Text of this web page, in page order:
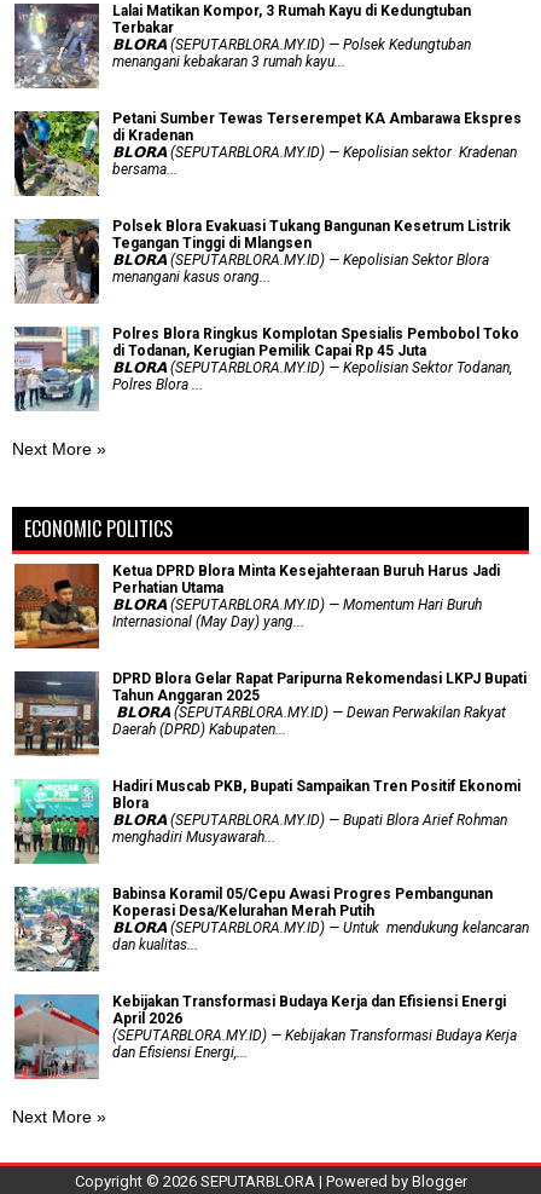
Lalai Matikan Kompor, 3 Rumah Kayu di Kedungtuban
Terbakar
𝗕𝗟𝗢𝗥𝗔 (SEPUTARBLORA.MY.ID) — Polsek Kedungtuban
menangani kebakaran 3 rumah kayu...
Petani Sumber Tewas Terserempet KA Ambarawa Ekspres
di Kradenan
𝗕𝗟𝗢𝗥𝗔 (SEPUTARBLORA.MY.ID) — Kepolisian sektor Kradenan
bersama...
Polsek Blora Evakuasi Tukang Bangunan Kesetrum Listrik
Tegangan Tinggi di Mlangsen
𝗕𝗟𝗢𝗥𝗔 (SEPUTARBLORA.MY.ID) — Kepolisian Sektor Blora
menangani kasus orang...
Polres Blora Ringkus Komplotan Spesialis Pembobol Toko
di Todanan, Kerugian Pemilik Capai Rp 45 Juta
𝗕𝗟𝗢𝗥𝗔 (SEPUTARBLORA.MY.ID) — Kepolisian Sektor Todanan,
Polres Blora ...
Next More »
ECONOMIC POLITICS
Ketua DPRD Blora Minta Kesejahteraan Buruh Harus Jadi
Perhatian Utama
​𝗕𝗟𝗢𝗥𝗔 (SEPUTARBLORA.MY.ID) — Momentum Hari Buruh
Internasional (May Day) yang...
DPRD Blora Gelar Rapat Paripurna Rekomendasi LKPJ Bupati
Tahun Anggaran 2025
‎ 𝗕𝗟𝗢𝗥𝗔 (SEPUTARBLORA.MY.ID) — Dewan Perwakilan Rakyat
Daerah (DPRD) Kabupaten...
Hadiri Muscab PKB, Bupati Sampaikan Tren Positif Ekonomi
Blora
𝗕𝗟𝗢𝗥𝗔 (SEPUTARBLORA.MY.ID) — Bupati Blora Arief Rohman
menghadiri Musyawarah...
Babinsa Koramil 05/Cepu Awasi Progres Pembangunan
Koperasi Desa/Kelurahan Merah Putih
𝗕𝗟𝗢𝗥𝗔 (SEPUTARBLORA.MY.ID) — Untuk mendukung kelancaran
dan kualitas...
Kebijakan Transformasi Budaya Kerja dan Efisiensi Energi
April 2026
(SEPUTARBLORA.MY.ID) — Kebijakan Transformasi Budaya Kerja
dan Efisiensi Energi,...
Next More »
Copyright © 2026 SEPUTARBLORA | Powered by Blogger